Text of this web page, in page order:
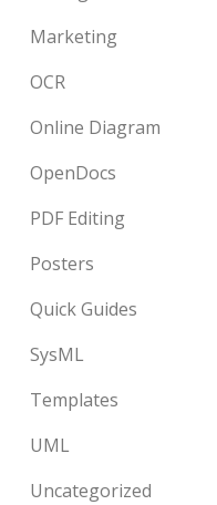
Marketing
OCR
Online Diagram
OpenDocs
PDF Editing
Posters
Quick Guides
SysML
Templates
UML
Uncategorized